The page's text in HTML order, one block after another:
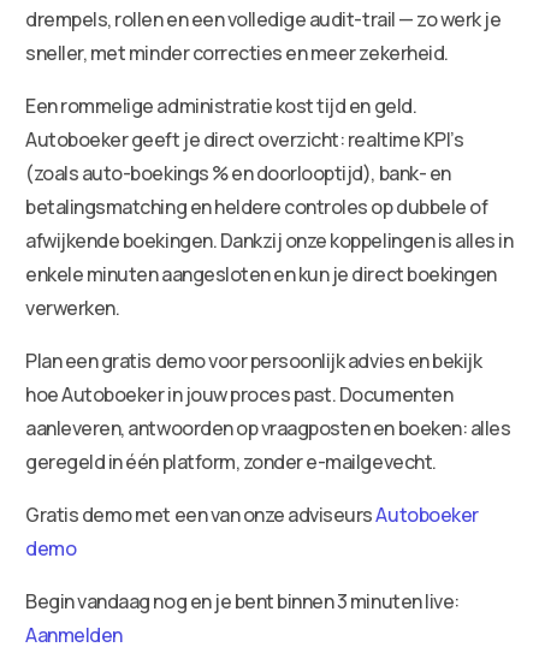
drempels, rollen en een volledige audit-trail — zo werk je
sneller, met minder correcties en meer zekerheid.
Een rommelige administratie kost tijd en geld.
Autoboeker geeft je direct overzicht: realtime KPI’s
(zoals auto-boekings % en doorlooptijd), bank- en
betalingsmatching en heldere controles op dubbele of
afwijkende boekingen. Dankzij onze koppelingen is alles in
enkele minuten aangesloten en kun je direct boekingen
verwerken.
Plan een gratis demo voor persoonlijk advies en bekijk
hoe Autoboeker in jouw proces past. Documenten
aanleveren, antwoorden op vraagposten en boeken: alles
geregeld in één platform, zonder e-mailgevecht.
Gratis demo met een van onze adviseursAutoboeker
demo
Begin vandaag nog en je bent binnen 3 minuten live:
Aanmelden